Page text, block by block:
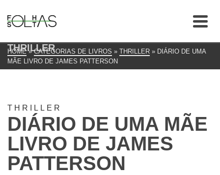
THRILLER
HOME » CATEGORIAS DE LIVROS » THRILLER » DIÁRIO DE UMA
MÃE LIVRO DE JAMES PATTERSON
THRILLER
DIÁRIO DE UMA MÃE
LIVRO DE JAMES
PATTERSON